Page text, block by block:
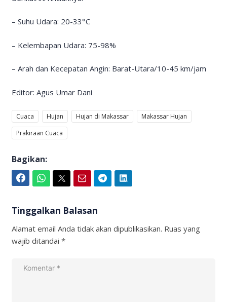
– Suhu Udara: 20-33°C
– Kelembapan Udara: 75-98%
– Arah dan Kecepatan Angin: Barat-Utara/10-45 km/jam
Editor: Agus Umar Dani
Cuaca Hujan Hujan di Makassar
Makassar Hujan
Prakiraan Cuaca
Bagikan:
Tinggalkan Balasan
Alamat email Anda tidak akan dipublikasikan. Ruas yang
wajib ditandai *